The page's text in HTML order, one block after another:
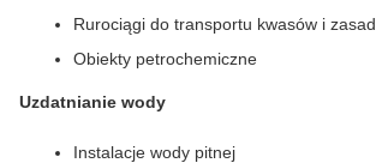
Rurociągi do transportu kwasów i zasad
Obiekty petrochemiczne
Uzdatnianie wody
Instalacje wody pitnej